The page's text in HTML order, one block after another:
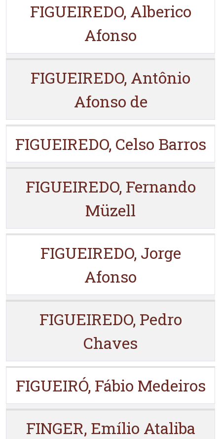
FIGUEIREDO, Alberico
Afonso
FIGUEIREDO, Antônio
Afonso de
FIGUEIREDO, Celso Barros
FIGUEIREDO, Fernando
Müzell
FIGUEIREDO, Jorge
Afonso
FIGUEIREDO, Pedro
Chaves
FIGUEIRÓ, Fábio Medeiros
FINGER, Emílio Ataliba